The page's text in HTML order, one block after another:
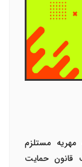
مهریه مستلزم
قانون حمایت